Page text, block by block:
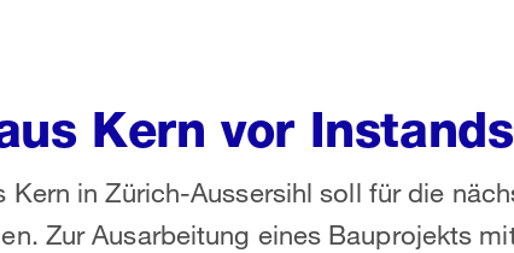
Kern vor
Kern in Zürich-Aussersihl soll für die
Zur Ausarbeitung eines Bauprojekts